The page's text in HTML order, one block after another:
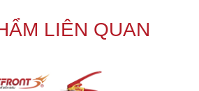
LIÊN QUAN